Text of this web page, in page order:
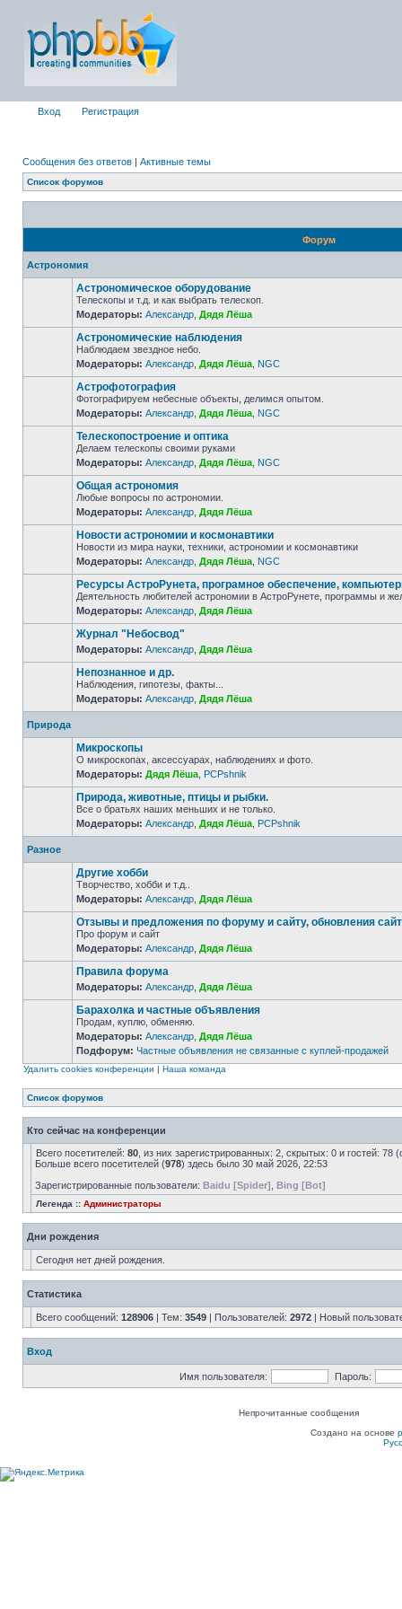
Вход Регистрация
Сообщения без ответов | Активные темы
Список форумов
Форум
Астрономия
Астрономическое оборудование
Телескопы и т.д. и как выбрать телескоп.
Модераторы: Александр Дядя Лёша
Астрономические наблюдения
Наблюдаем звездное небо.
Модераторы: Александр Дядя Лёша NGC
Астрофотография
Фотографируем небесные объекты, делимся опытом.
Модераторы: Александр Дядя Лёша NGC
Телескопостроение и оптика
Делаем телескопы своими руками
Модераторы: Александр Дядя Лёша NGC
Общая астрономия
Любые вопросы по астрономии.
Модераторы: Александр Дядя Лёша
Новости астрономии и космонавтики
Новости из мира науки, техники, астрономии и космонавтики
Модераторы: Александр Дядя Лёша NGC
Ресурсы АстроРунета, програмное обеспечение,
Деятельность любителей астрономии в АстроРунете, программы и
Модераторы: Александр Дядя Лёша
Журнал "Небосвод"
Модераторы: Александр Дядя Лёша
Непознанное и др.
Наблюдения, гипотезы, факты...
Модераторы: Александр Дядя Лёша
Природа
Микроскопы
О микроскопах, аксессуарах, наблюдениях и фото.
Модераторы: Дядя Лёша PCPshnik
Природа, животные, птицы и рыбки.
Все о братьях наших меньших и не только.
Модераторы: Александр Дядя Лёша PCPshnik
Разное
Другие хобби
Творчество, хобби и т.д..
Модераторы: Александр Дядя Лёша
Отзывы и предложения по форуму и сайту, обновления
Про форум и сайт
Модераторы: Александр Дядя Лёша
Правила форума
Модераторы: Александр Дядя Лёша
Барахолка и частные объявления
Продам, куплю, обменяю.
Модераторы: Александр Дядя Лёша
Подфорум: Частные объявления не связанные с куплей-продажей
Удалить cookies конференции | Наша команда
Список форумов
Кто сейчас на конференции
Всего посетителей: 80 , из них зарегистрированных: 2, скрытых: 0 и гостей:
Больше всего посетителей (978) здесь было 30 май 2026, 22:53
Зарегистрированные пользователи: Baidu [Spider] Bing [Bot]
Легенда :: Администраторы
Дни рождения
Сегодня нет дней рождения.
Статистика
Всего сообщений: 128906 | Тем: 3549 | Пользователей: 2972 | Новый
Вход
Имя пользователя: Пароль:
Непрочитанные сообщения
Создано на основе